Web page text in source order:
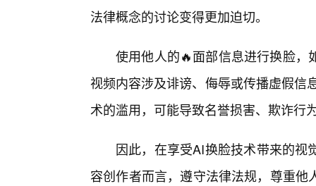
法律概念的讨论变得更加迫切。
使用他人的🔥面部信息进行换脸，
视频内容涉及诽谤、侮辱或传播虚假信
术的滥用，可能导致名誉损害、欺诈行
因此，在享受AI换脸技术带来的视
容创作者而言，遵守法律法规，尊重